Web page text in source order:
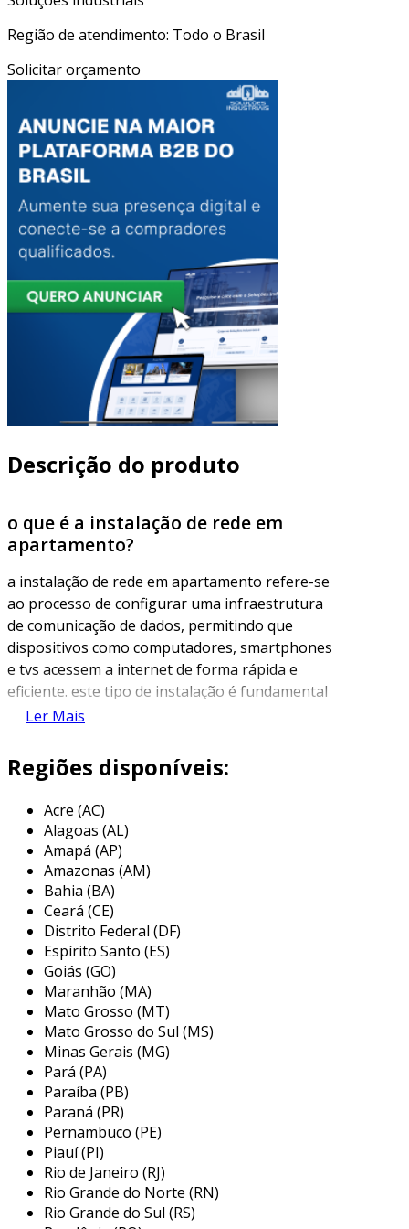
Região de atendimento: Todo o Brasil
Solicitar orçamento
Descrição do produto
o que é a instalação de rede em
apartamento?
a instalação de rede em apartamento refere-se
ao processo de configurar uma infraestrutura
de comunicação de dados, permitindo que
dispositivos como computadores, smartphones
e tvs acessem a internet de forma rápida e
eficiente. este tipo de instalação é fundamental
para garantir que todos os moradores do
estável e de alta velocidade.
layout do apartamento, a escolha dos melhores
pontos para instalação dos cabos e
equipamentos, e a implementação de
tecnologias como cabeamento estruturado ou
redes wi-fi. além de proporcionar acesso à
internet, a instalação de rede pode incluir
sistemas de segurança, automação residencial
e conectividade entre dispositivos.
principais etapas da instalação de
rede em apartamento
a instalação de uma rede em apartamento pode
parecer uma tarefa simples, mas, na verdade,
requer planejamento e atenção aos detalhes.
as principais etapas incluem:
planejamento:nesta fase, é essencial
mapear os locais onde a rede será
utilizada e identificar as necessidades
Ler Mais
Regiões disponíveis:
Acre (AC)
Alagoas (AL)
Amapá (AP)
Amazonas (AM)
Bahia (BA)
Ceará (CE)
Distrito Federal (DF)
Espírito Santo (ES)
Goiás (GO)
Maranhão (MA)
Mato Grosso (MT)
Mato Grosso do Sul (MS)
Minas Gerais (MG)
Pará (PA)
Paraíba (PB)
Paraná (PR)
Pernambuco (PE)
Piauí (PI)
Rio de Janeiro (RJ)
Rio Grande do Norte (RN)
Rio Grande do Sul (RS)